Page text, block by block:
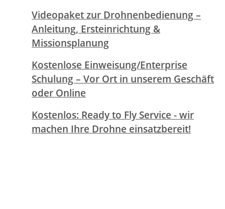
Videopaket zur Drohnenbedienung –
Anleitung, Ersteinrichtung &
Missionsplanung
Kostenlose Einweisung/Enterprise
Schulung – Vor Ort in unserem Geschäft
oder Online
Kostenlos: Ready to Fly Service - wir
machen Ihre Drohne einsatzbereit!